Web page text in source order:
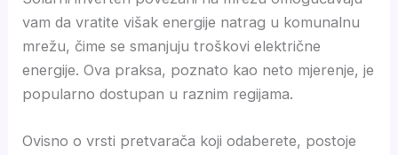
vam da vratite višak energije natrag u komunalnu
mrežu, čime se smanjuju troškovi električne
energije. Ova praksa, poznato kao neto mjerenje, je
popularno dostupan u raznim regijama.
Ovisno o vrsti pretvarača koji odaberete, postoje